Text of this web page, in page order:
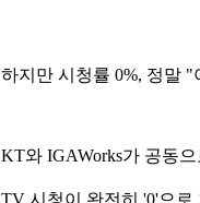
하지만 시청률 0%, 정말
KT와 IGAWorks가 공동
TV 시청이 완전히 '0'으